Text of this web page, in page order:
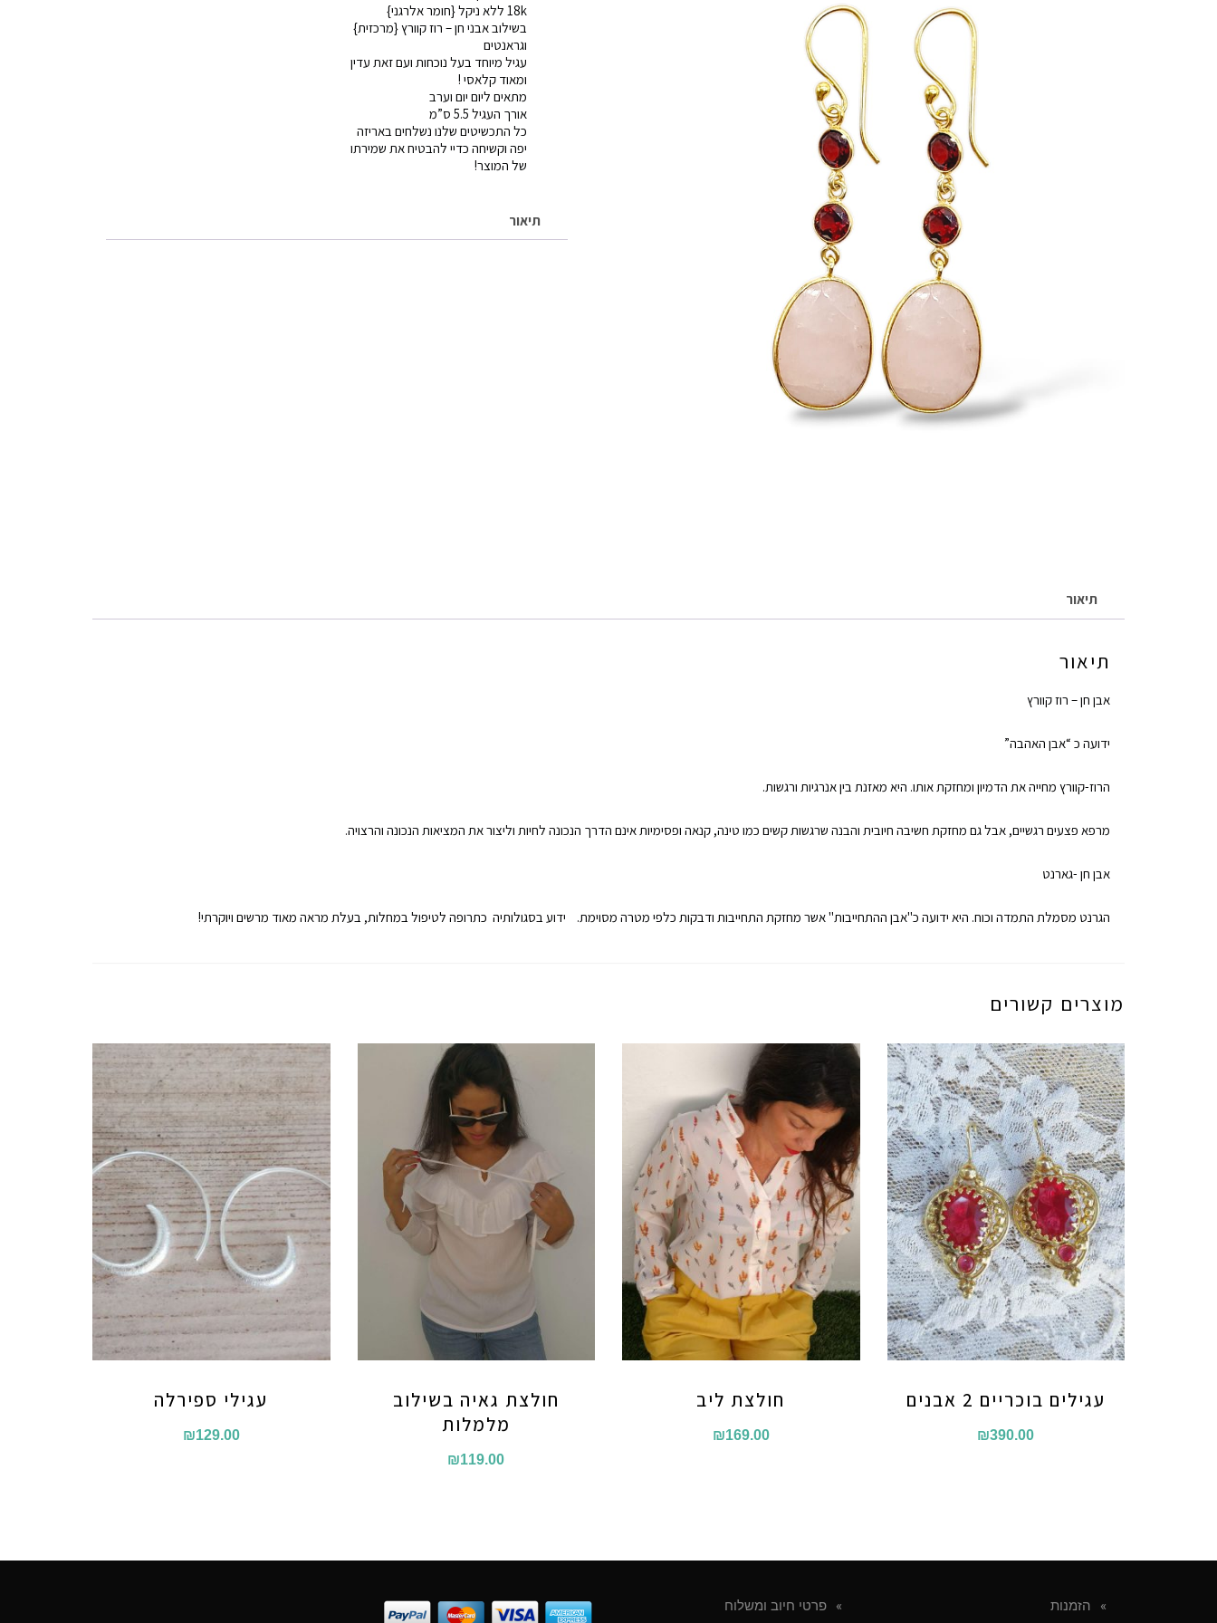
18k ללא ניקל {חומר אלרגני}
בשילוב אבני חן – רוז קוורץ {מרכזית}
וגראנטים
עגיל מיוחד בעל נוכחות ועם זאת עדין
ומאוד קלאסי !
מתאים ליום יום וערב
אורך העגיל 5.5 ס”מ
כל התכשיטים שלנו נשלחים באריזה
יפה וקשיחה כדיי להבטיח את שמירתו
של המוצר!
תיאור
תיאור
תיאור
אבן חן – רוז קוורץ
ידועה כ “אבן האהבה”
הרוז-קוורץ מחייה את הדמיון ומחזקת אותו. היא מאזנת בין אנרגיות ורגשות.
מרפא פצעים רגשיים, אבל גם מחזקת חשיבה חיובית והבנה שרגשות קשים כמו טינה, קנאה ופסימיות אינם הדרך הנכונה לחיות וליצור את המציאות הנכונה והרצויה.
אבן חן -גארנט
הגרנט מסמלת התמדה וכוח. היא ידועה כ"אבן ההתחייבות" אשר מחזקת התחייבות ודבקות כלפי מטרה מסוימת. ידוע בסגולותיה כתרופה לטיפול במחלות, בעלת מראה מאוד מרשים ויוקרתי!
מוצרים קשורים
עגילי ספירלה
₪129.00
חולצת גאיה בשילוב
מלמלות
₪119.00
חולצת ליב
₪169.00
עגילים בוכריים 2 אבנים
₪390.00
הזמנות
פרטי חיוב ומשלוח